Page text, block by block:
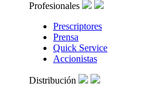
Profesionales
Prescriptores
Prensa
Quick Service
Accionistas
Distribución